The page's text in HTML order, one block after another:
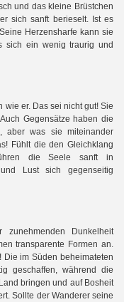
und das kleine Brüstchen
sich sanft berieselt. Ist es
Herzensharfe kann sie
sich ein wenig traurig und
wie er. Das sei nicht gut! Sie
Gegensätze haben die
aber was sie miteinander
Fühlt die den Gleichklang
die Seele sanft in
Lust sich gegenseitig
Dunkelheit
transparente Formen an.
Die im Süden beheimateten
geschaffen, während die
bringen und auf Bosheit
Sollte der Wanderer seine